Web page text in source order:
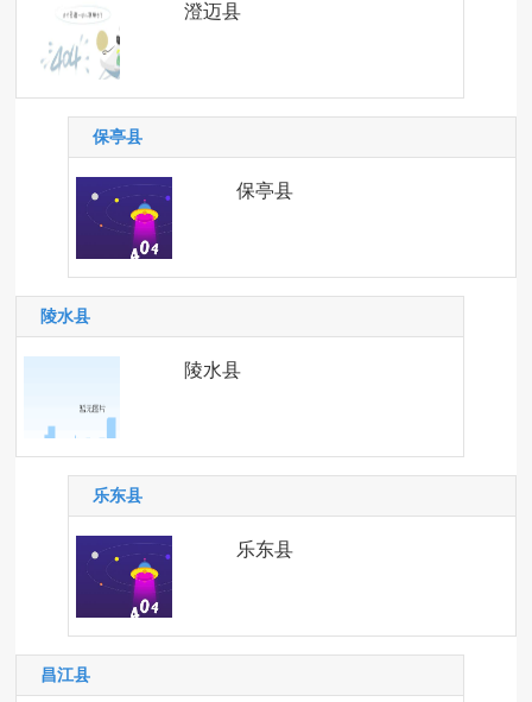
澄迈县
保亭县
保亭县
陵水县
陵水县
乐东县
乐东县
昌江县